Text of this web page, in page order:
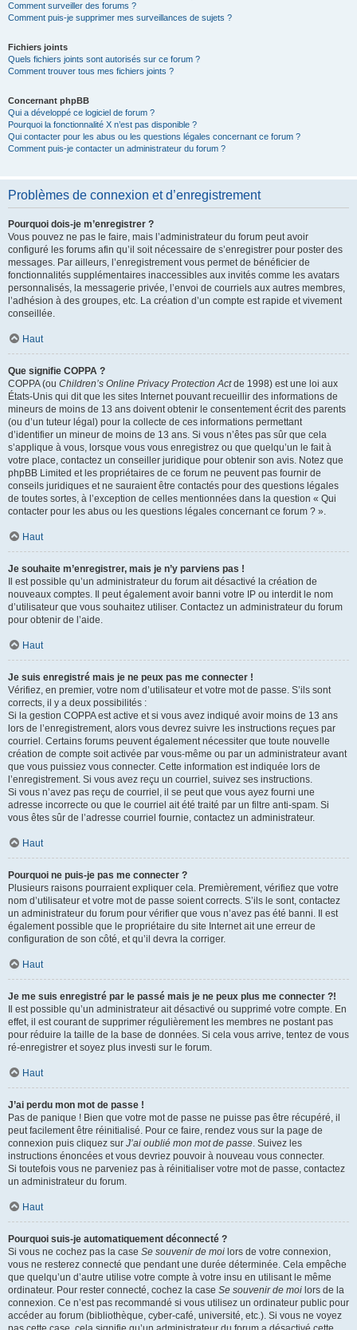
Comment surveiller des forums ?
Comment puis-je supprimer mes surveillances de sujets ?
Fichiers joints
Quels fichiers joints sont autorisés sur ce forum ?
Comment trouver tous mes fichiers joints ?
Concernant phpBB
Qui a développé ce logiciel de forum ?
Pourquoi la fonctionnalité X n’est pas disponible ?
Qui contacter pour les abus ou les questions légales concernant ce forum ?
Comment puis-je contacter un administrateur du forum ?
Problèmes de connexion et d’enregistrement
Pourquoi dois-je m’enregistrer ?
Vous pouvez ne pas le faire, mais l’administrateur du forum peut avoir
configuré les forums afin qu’il soit nécessaire de s’enregistrer pour poster des
messages. Par ailleurs, l’enregistrement vous permet de bénéficier de
fonctionnalités supplémentaires inaccessibles aux invités comme les avatars
personnalisés, la messagerie privée, l’envoi de courriels aux autres membres,
l’adhésion à des groupes, etc. La création d’un compte est rapide et vivement
conseillée.
Haut
Que signifie COPPA ?
COPPA (ou Children’s Online Privacy Protection Actde 1998) est une loi aux
États-Unis qui dit que les sites Internet pouvant recueillir des informations de
mineurs de moins de 13 ans doivent obtenir le consentement écrit des parents
(ou d’un tuteur légal) pour la collecte de ces informations permettant
d’identifier un mineur de moins de 13 ans. Si vous n’êtes pas sûr que cela
s’applique à vous, lorsque vous vous enregistrez ou que quelqu’un le fait à
votre place, contactez un conseiller juridique pour obtenir son avis. Notez que
phpBB Limited et les propriétaires de ce forum ne peuvent pas fournir de
conseils juridiques et ne sauraient être contactés pour des questions légales
de toutes sortes, à l’exception de celles mentionnées dans la question « Qui
contacter pour les abus ou les questions légales concernant ce forum ? ».
Haut
Je souhaite m’enregistrer, mais je n’y parviens pas !
Il est possible qu’un administrateur du forum ait désactivé la création de
nouveaux comptes. Il peut également avoir banni votre IP ou interdit le nom
d’utilisateur que vous souhaitez utiliser. Contactez un administrateur du forum
pour obtenir de l’aide.
Haut
Je suis enregistré mais je ne peux pas me connecter !
Vérifiez, en premier, votre nom d’utilisateur et votre mot de passe. S’ils sont
corrects, il y a deux possibilités :
Si la gestion COPPA est active et si vous avez indiqué avoir moins de 13 ans
lors de l’enregistrement, alors vous devrez suivre les instructions reçues par
courriel. Certains forums peuvent également nécessiter que toute nouvelle
création de compte soit activée par vous-même ou par un administrateur avant
que vous puissiez vous connecter. Cette information est indiquée lors de
l’enregistrement. Si vous avez reçu un courriel, suivez ses instructions.
Si vous n’avez pas reçu de courriel, il se peut que vous ayez fourni une
adresse incorrecte ou que le courriel ait été traité par un filtre anti-spam. Si
vous êtes sûr de l’adresse courriel fournie, contactez un administrateur.
Haut
Pourquoi ne puis-je pas me connecter ?
Plusieurs raisons pourraient expliquer cela. Premièrement, vérifiez que votre
nom d’utilisateur et votre mot de passe soient corrects. S’ils le sont, contactez
un administrateur du forum pour vérifier que vous n’avez pas été banni. Il est
également possible que le propriétaire du site Internet ait une erreur de
configuration de son côté, et qu’il devra la corriger.
Haut
Je me suis enregistré par le passé mais je ne peux plus me connecter ?!
Il est possible qu’un administrateur ait désactivé ou supprimé votre compte. En
effet, il est courant de supprimer régulièrement les membres ne postant pas
pour réduire la taille de la base de données. Si cela vous arrive, tentez de vous
ré-enregistrer et soyez plus investi sur le forum.
Haut
J’ai perdu mon mot de passe !
Pas de panique ! Bien que votre mot de passe ne puisse pas être récupéré, il
peut facilement être réinitialisé. Pour ce faire, rendez vous sur la page de
connexion puis cliquez sur J’ai oublié mon mot de passe. Suivez les
instructions énoncées et vous devriez pouvoir à nouveau vous connecter.
Si toutefois vous ne parveniez pas à réinitialiser votre mot de passe, contactez
un administrateur du forum.
Haut
Pourquoi suis-je automatiquement déconnecté ?
Si vous ne cochez pas la case Se souvenir de moi lors de votre connexion,
vous ne resterez connecté que pendant une durée déterminée. Cela empêche
que quelqu’un d’autre utilise votre compte à votre insu en utilisant le même
ordinateur. Pour rester connecté, cochez la case Se souvenir de moi lors de la
connexion. Ce n’est pas recommandé si vous utilisez un ordinateur public pour
accéder au forum (bibliothèque, cyber-café, université, etc.). Si vous ne voyez